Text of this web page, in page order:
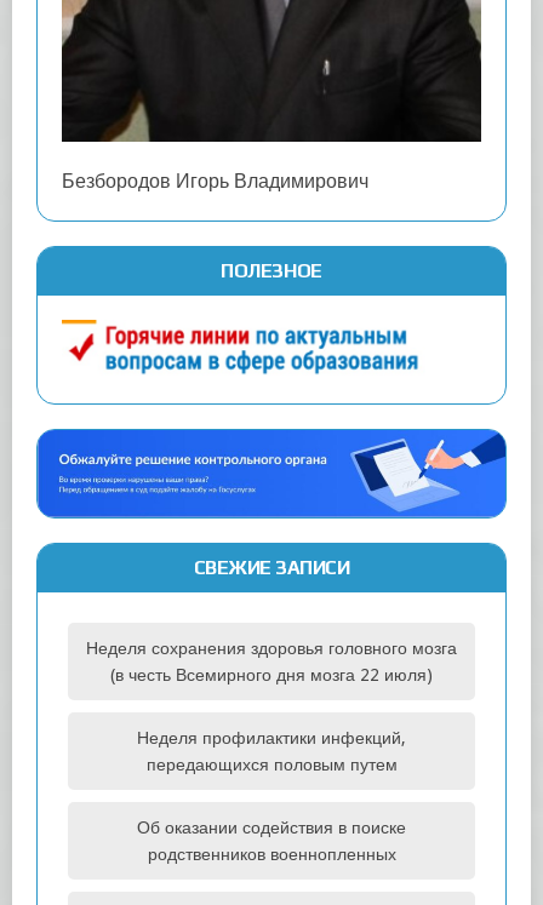
Безбородов Игорь Владимирович
ПОЛЕЗНОЕ
СВЕЖИЕ ЗАПИСИ
Неделя сохранения здоровья головного мозга
(в честь Всемирного дня мозга 22 июля)
Неделя профилактики инфекций,
передающихся половым путем
Об оказании содействия в поиске
родственников военнопленных